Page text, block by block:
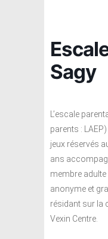
Sagy
L’escale
parents :
jeux réservés
ans
membre adulte
anonyme et
résidant sur la
Vexin Centre.